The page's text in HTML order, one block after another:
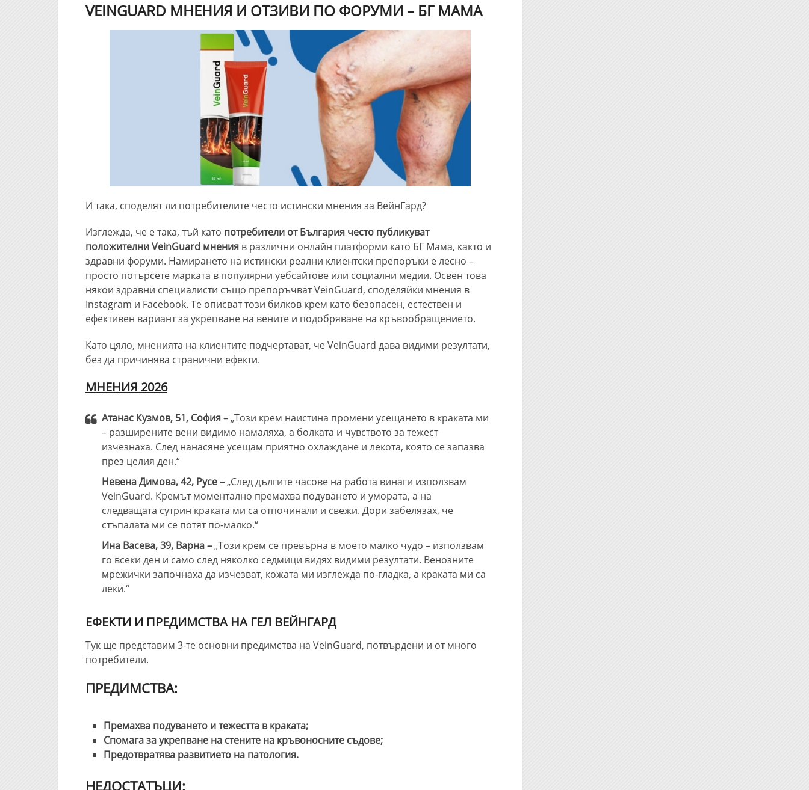
VEINGUARD МНЕНИЯ И ОТЗИВИ ПО ФОРУМИ – БГ МАМА
И така, споделят ли потребителите често истински мнения за ВейнГард?
Изглежда, че е така, тъй като потребители от България често публикуват
положителниVeinGuard мнения в различни онлайн платформи като БГ Мама, както и
здравни форуми. Намирането на истински реални клиентски препоръки е лесно –
просто потърсете марката в популярни уебсайтове или социални медии. Освен това
някои здравни специалисти също препоръчват VeinGuard, споделяйки мнения в
Instagram и Facebook. Те описват този билков крем като безопасен, естествен и
ефективен вариант за укрепване на вените и подобряване на кръвообращението.
Като цяло, мненията на клиентите подчертават, че VeinGuard дава видими резултати,
без да причинява странични ефекти.
МНЕНИЯ 2026
Атанас Кузмов, 51, София –„Този крем наистина промени усещането в краката ми
– разширените вени видимо намаляха, а болката и чувството за тежест
изчезнаха. След нанасяне усещам приятно охлаждане и лекота, която се запазва
през целия ден.“
Невена Димова, 42, Русе –„След дългите часове на работа винаги използвам
VeinGuard. Кремът моментално премахва подуването и умората, а на
следващата сутрин краката ми са отпочинали и свежи. Дори забелязах, че
стъпалата ми се потят по-малко.“
Ина Васева, 39, Варна –„Този крем се превърна в моето малко чудо – използвам
го всеки ден и само след няколко седмици видях видими резултати. Венозните
мрежички започнаха да изчезват, кожата ми изглежда по-гладка, а краката ми са
леки.“
ЕФЕКТИ И ПРЕДИМСТВА НА ГЕЛ ВЕЙНГАРД
Тук ще представим 3-те основни предимства на VeinGuard, потвърдени и от много
потребители.
ПРЕДИМСТВА:
Премахва подуването и тежестта в краката;
Спомага за укрепване на стените на кръвоносните съдове;
Предотвратява развитието на патология.
НЕДОСТАТЪЦИ: